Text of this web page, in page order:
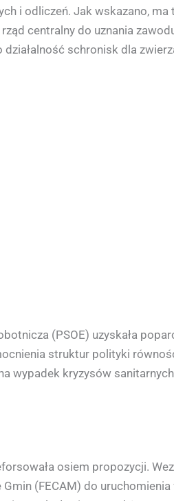
i odliczeń. Jak wskazano,
centralny do uznania
schronisk dla
(PSOE) uzyskała
struktur polityki
wypadek kryzysów
osiem propozycji.
(FECAM) do